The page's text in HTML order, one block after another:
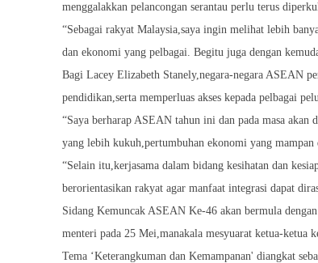
menggalakkan pelancongan serantau perlu terus
“Sebagai rakyat Malaysia,saya ingin melihat lebih
dan ekonomi yang pelbagai. Begitu juga dengan
Bagi Lacey Elizabeth Stanely,negara-negara ASEAN
pendidikan,serta memperluas akses kepada pelbagai
“Saya berharap ASEAN tahun ini dan pada masa akan
yang lebih kukuh,pertumbuhan ekonomi yang
“Selain itu,kerjasama dalam bidang kesihatan dan
berorientasikan rakyat agar manfaat integrasi dapat
Sidang Kemuncak ASEAN Ke-46 akan bermula
menteri pada 25 Mei,manakala mesyuarat ketua-ketua
Tema ‘Keterangkuman dan Kemampanan' diangkat